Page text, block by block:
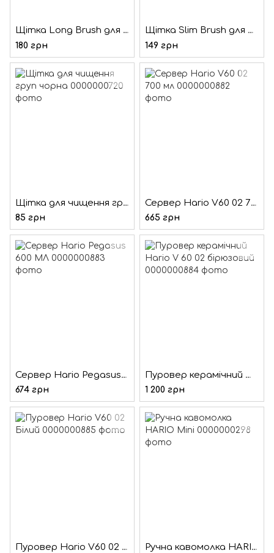
Щітка Long Brush для чищення груп
180 грн
Щітка Slim Brush для чищення холдера та кавомолки
149 грн
Щітка для чищення груп чорна
85 грн
Сервер Hario V60 02 700 мл
665 грн
Сервер Hario Pegasus 600 МЛ
674 грн
Пуровер керамічний Hario V 60 02 бірюзовий
1 200 грн
Пуровер Hario V60 02 Білий Ручна кавомолка HARIO Mini